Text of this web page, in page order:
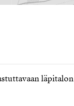
läpitalon